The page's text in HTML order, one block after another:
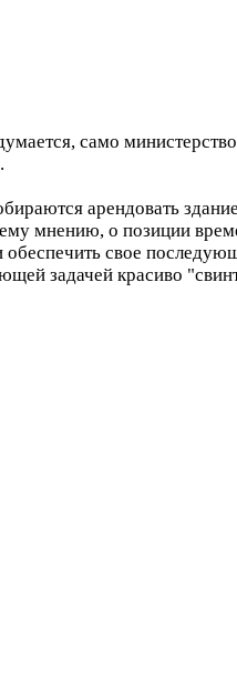
само
арендовать
мнению, о позиции
обеспечить свое
задачей красиво